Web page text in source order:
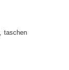
taschen